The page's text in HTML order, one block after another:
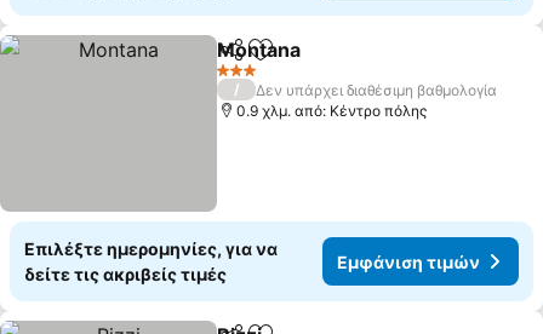
Κοινοποίηση
Προσθήκη στα αγαπημένα
Montana
3 Αστέρια
/
Δεν υπάρχει διαθέσιμη βαθμολογία
0.9 χλμ. από: Κέντρο πόλης
Επιλέξτε ημερομηνίες, για να
δείτε τις ακριβείς τιμές
Εμφάνιση τιμών